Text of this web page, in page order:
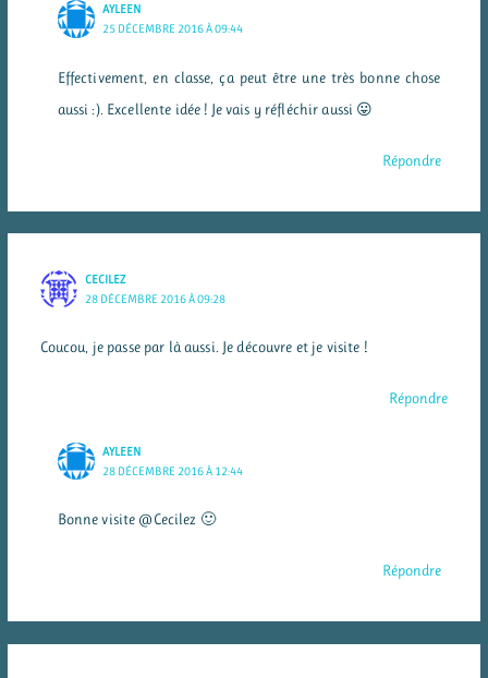
AYLEEN
25 DÉCEMBRE 2016 À 09:44
Effectivement, en classe, ça peut être une très bonne chose
aussi :). Excellente idée ! Je vais y réfléchir aussi 😛
Répondre
CECILEZ
28 DÉCEMBRE 2016 À 09:28
Coucou, je passe par là aussi. Je découvre et je visite !
Répondre
AYLEEN
28 DÉCEMBRE 2016 À 12:44
Bonne visite @Cecilez 🙂
Répondre